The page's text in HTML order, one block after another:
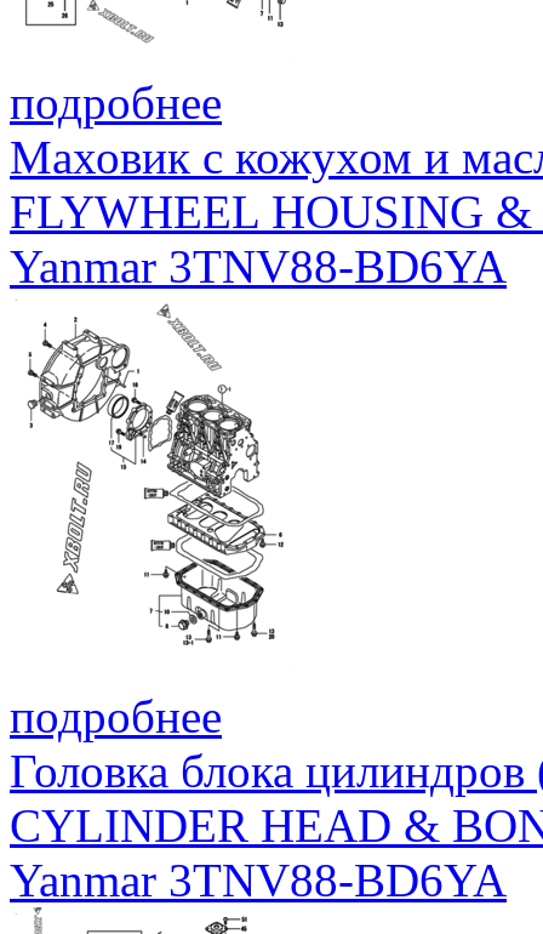
подробнее
Маховик с кожухом и
FLYWHEEL HOUSING
Yanmar 3TNV88-BD6YA
подробнее
Головка блока
CYLINDER HEAD &
Yanmar 3TNV88-BD6YA